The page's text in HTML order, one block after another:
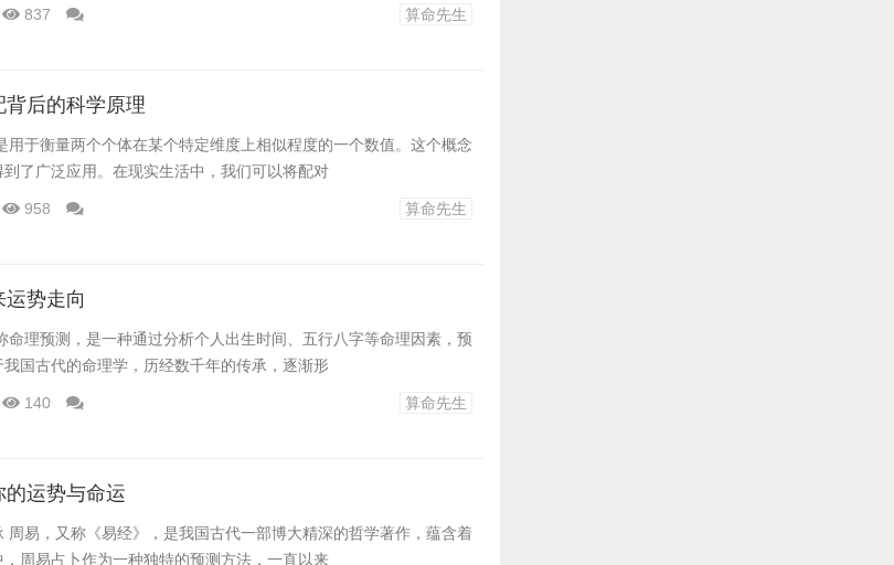
837 算命先生
后的科学原理
用于衡量两个个体在某个特定维度上相似程度的一个数值。这个概念
了广泛应用。在现实生活中，我们可以将配对
958 算命先生
势走向
命理预测，是一种通过分析个人出生时间、五行八字等命理因素，预
国古代的命理学，历经数千年的传承，逐渐形
140 算命先生
的运势与命运
周易，又称《易经》，是我国古代一部博大精深的哲学著作，蕴含着
周易占卜作为一种独特的预测方法，一直以来